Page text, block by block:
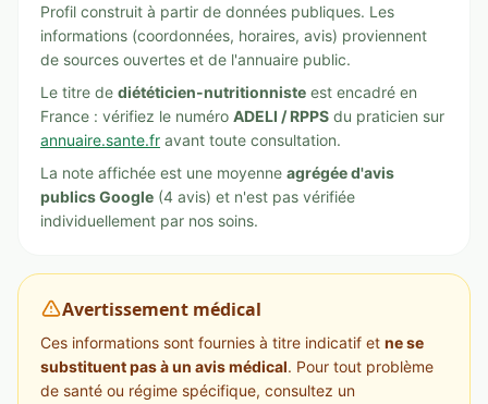
Profil construit à partir de données publiques. Les
informations (coordonnées, horaires, avis) proviennent
de sources ouvertes et de l'annuaire public.
Le titre de diététicien-nutritionniste est encadré en
France : vérifiez le numéro ADELI / RPPS du praticien sur
annuaire.sante.fr avant toute consultation.
La note affichée est une moyenne agrégée d'avis
publics Google (4 avis) et n'est pas vérifiée
individuellement par nos soins.
Avertissement médical
Ces informations sont fournies à titre indicatif et ne se
substituent pas à un avis médical. Pour tout problème
de santé ou régime spécifique, consultez un